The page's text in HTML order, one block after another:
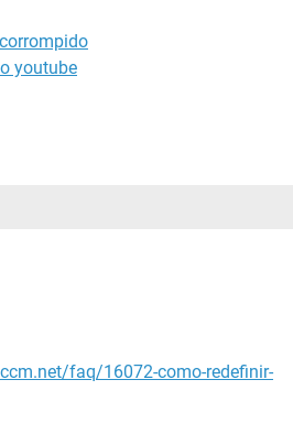
youtube
faq/16072-como-redefinir-